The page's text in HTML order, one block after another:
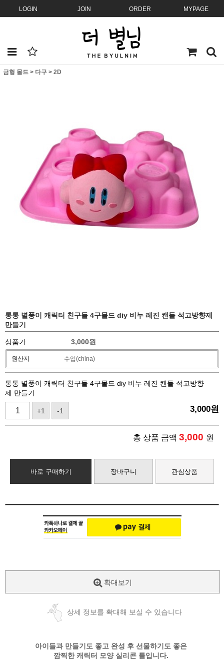
LOGIN JOIN ORDER MYPAGE
금형 몰드 > 다구 > 2D
통통 별풍이 캐릭터 친구들 4구몰드 diy 비누 레진 캔들 석고방향제
만들기
상품가 3,000원
원산지 수입(china)
통통 별풍이 캐릭터 친구들 4구몰드 diy 비누 레진 캔들 석고방향
제 만들기
+1 -1 3,000원
총 상품 금액 3,000 원
바로 구매하기 장바구니 관심상품
확대보기
상세 정보를 확대해 보실 수 있습니다
아이들과 만들기도 좋고 완성 후 선물하기도 좋은
깜찍한 캐릭터 모양 실리콘 틀입니다.